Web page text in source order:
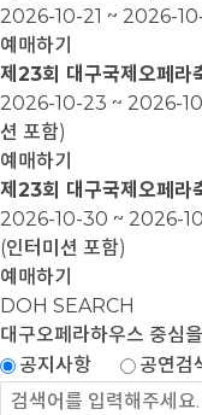
2026-10-21 ~ 2026-
예매하기
제23회 대구국제오페라
2026-10-23 ~ 2026-
션 포함)
예매하기
제23회 대구국제오페라
2026-10-30 ~ 2026-
(인터미션 포함)
예매하기
DOH SEARCH
대구오페라하우스 중심
공지사항
공연검